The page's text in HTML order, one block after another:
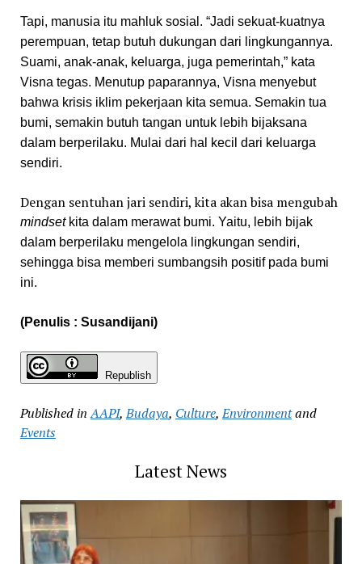
Tapi, manusia itu mahluk sosial. “Jadi sekuat-kuatnya
perempuan, tetap butuh dukungan dari lingkungannya.
Suami, anak-anak, keluarga, juga pemerintah,” kata
Visna tegas. Menutup paparannya, Visna menyebut
bahwa krisis iklim pekerjaan kita semua. Semakin tua
bumi, semakin butuh tangan untuk lebih bijaksana
dalam berperilaku. Mulai dari hal kecil dari keluarga
sendiri.
Dengan sentuhan jari sendiri, kita akan bisa mengubah
mindsetkita dalam merawat bumi. Yaitu, lebih bijak
dalam berperilaku mengelola lingkungan sendiri,
sehingga bisa memberi sumbangsih positif pada bumi
ini.
(Penulis : Susandijani)
Republish
Published in AAPI,Budaya, Culture,Environmentand
Events
Latest News